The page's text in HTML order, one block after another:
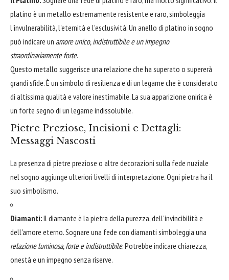
platino è un metallo estremamente resistente e raro, simboleggia
l'invulnerabilità, l'eternità e l'esclusività. Un anello di platino in sogno
può indicare un amore unico, indistruttibile e un impegno
straordinariamente forte.
Questo metallo suggerisce una relazione che ha superato o supererà
grandi sfide. È un simbolo di resilienza e di un legame che è considerato
di altissima qualità e valore inestimabile. La sua apparizione onirica è
un forte segno di un legame indissolubile.
Pietre Preziose, Incisioni e Dettagli:
Messaggi Nascosti
La presenza di pietre preziose o altre decorazioni sulla fede nuziale
nel sogno aggiunge ulteriori livelli di interpretazione. Ogni pietra ha il
suo simbolismo.
Diamanti:Il diamante è la pietra della purezza, dell'invincibilità e
dell'amore eterno. Sognare una fede con diamanti simboleggia una
relazione luminosa, forte e indistruttibile. Potrebbe indicare chiarezza,
onestà e un impegno senza riserve.